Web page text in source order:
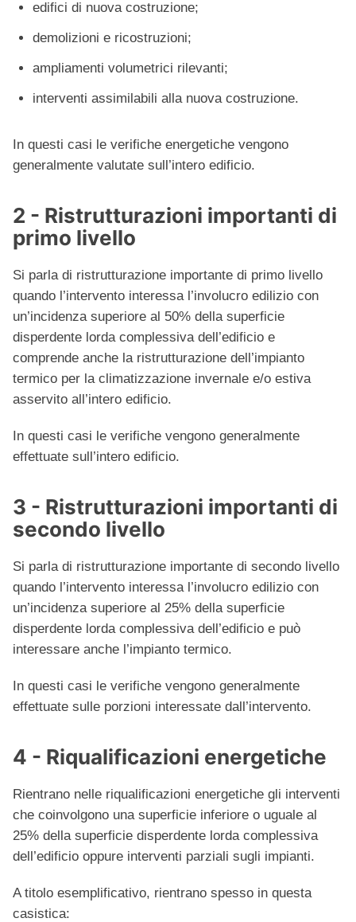
edifici di nuova costruzione;
demolizioni e ricostruzioni;
ampliamenti volumetrici rilevanti;
interventi assimilabili alla nuova costruzione.
In questi casi le verifiche energetiche vengono
generalmente valutate sull’intero edificio.
2 - Ristrutturazioni importanti di
primo livello
Si parla di ristrutturazione importante di primo livello
quando l’intervento interessa l’involucro edilizio con
un’incidenza superiore al 50% della superficie
disperdente lorda complessiva dell’edificio e
comprende anche la ristrutturazione dell’impianto
termico per la climatizzazione invernale e/o estiva
asservito all’intero edificio.
In questi casi le verifiche vengono generalmente
effettuate sull’intero edificio.
3 - Ristrutturazioni importanti di
secondo livello
Si parla di ristrutturazione importante di secondo livello
quando l’intervento interessa l’involucro edilizio con
un’incidenza superiore al 25% della superficie
disperdente lorda complessiva dell’edificio e può
interessare anche l’impianto termico.
In questi casi le verifiche vengono generalmente
effettuate sulle porzioni interessate dall’intervento.
4 - Riqualificazioni energetiche
Rientrano nelle riqualificazioni energetiche gli interventi
che coinvolgono una superficie inferiore o uguale al
25% della superficie disperdente lorda complessiva
dell’edificio oppure interventi parziali sugli impianti.
A titolo esemplificativo, rientrano spesso in questa
casistica: